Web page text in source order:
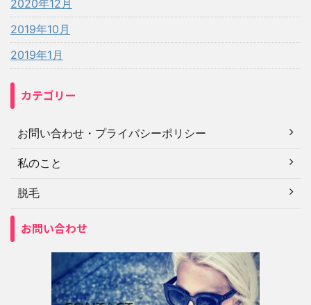
2020年12月
2019年10月
2019年1月
カテゴリー
お問い合わせ・プライバシーポリシー
私のこと
脱毛
お問い合わせ